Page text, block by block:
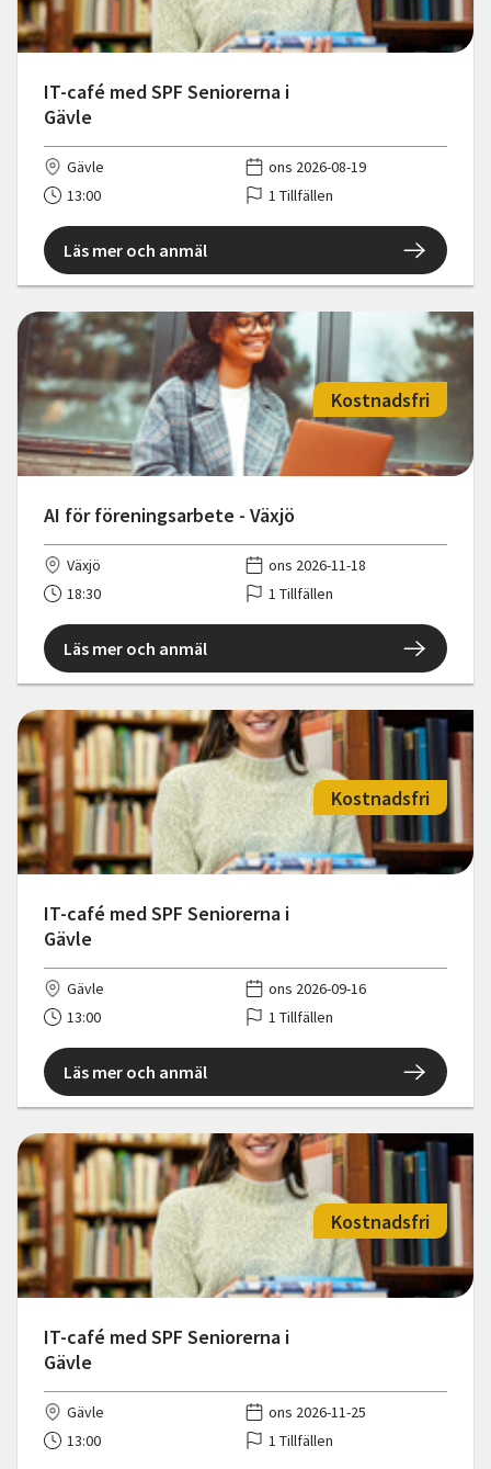
IT-café med SPF Seniorerna i
Gävle
Gävle
ons 2026-08-19
13:00
1 Tillfällen
Läs mer och anmäl
AI för föreningsarbete - Växjö
Kostnadsfri
Växjö
ons 2026-11-18
18:30
1 Tillfällen
Läs mer och anmäl
IT-café med SPF Seniorerna i
Gävle
Kostnadsfri
Gävle
ons 2026-09-16
13:00
1 Tillfällen
Läs mer och anmäl
IT-café med SPF Seniorerna i
Gävle
Kostnadsfri
Gävle
ons 2026-11-25
13:00
1 Tillfällen